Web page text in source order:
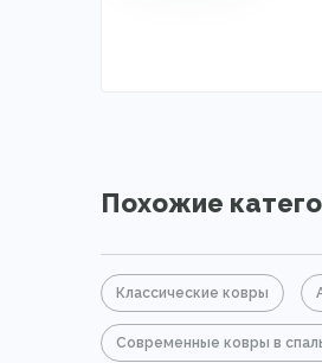
Похожие
Классические ковры
Современные ковры в